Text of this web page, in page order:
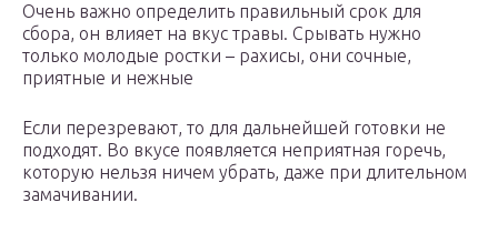
Очень важно определить правильный срок для
сбора, он влияет на вкус травы. Срывать нужно
только молодые ростки – рахисы, они сочные,
приятные и нежные
Если перезревают, то для дальнейшей готовки не
подходят. Во вкусе появляется неприятная горечь,
которую нельзя ничем убрать, даже при длительном
замачивании.